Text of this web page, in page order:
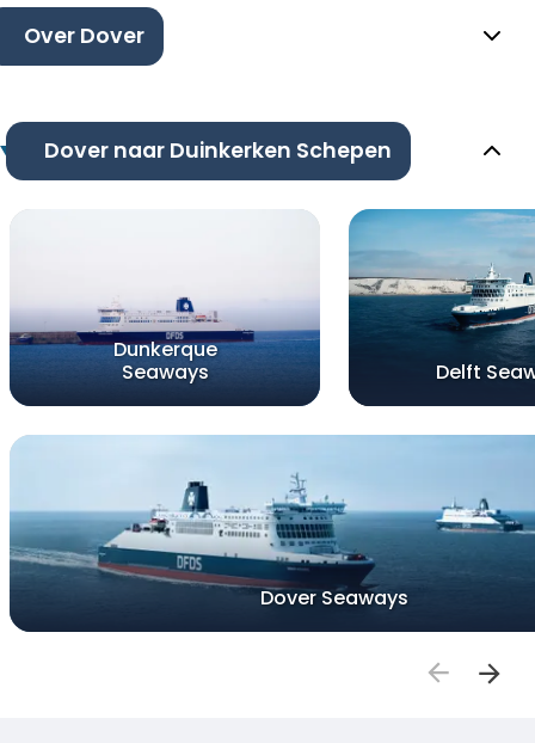
Over Dover
Dover naar Duinkerken Schepen
Dunkerque
Seaways
Delft
Dover Seaways